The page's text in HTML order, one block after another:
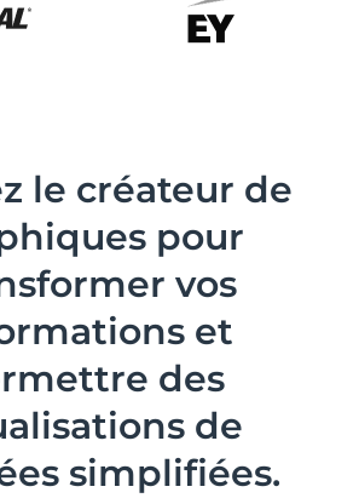
le créateur de
pour
vos
et
des
de
simplifiées.